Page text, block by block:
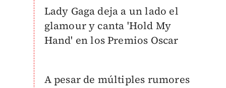
Lady Gaga deja a un lado el
glamour y canta 'Hold My
Hand' en los Premios Oscar
A pesar de múltiples rumores